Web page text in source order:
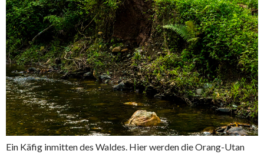
Ein Käfig inmitten des Waldes. Hier werden dieOrang-Utan